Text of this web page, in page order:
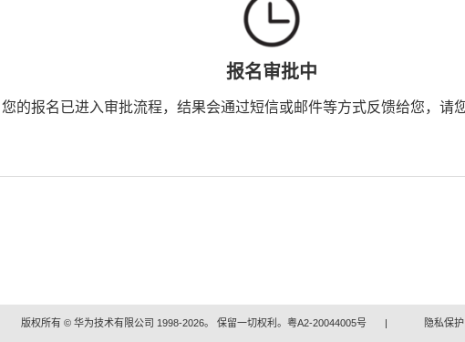
报名审批中
您的报名已进入审批流程，结果会通过短信或邮件等方式反馈给您，请
版权所有 © 华为技术有限公司 1998-2026。 保留一切权利。粤A2-20044005号 | 隐私保护